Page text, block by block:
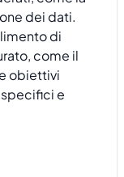
dei dati.
di
come il
obiettivi
specifici e